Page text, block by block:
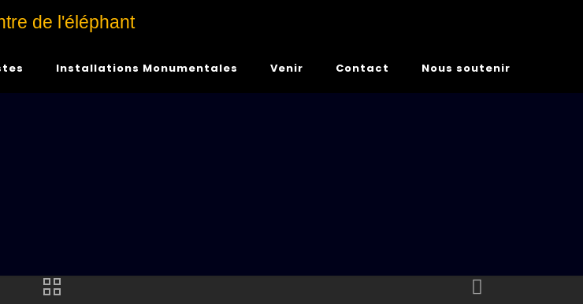
de l'éléphant
Installations Monumentales Venir Contact Nous soutenir